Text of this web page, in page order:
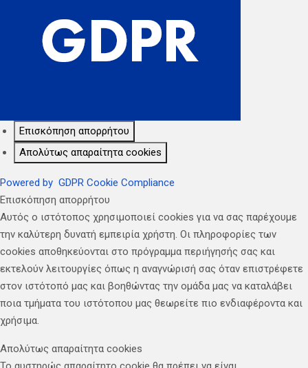
Επισκόπηση απορρήτου
Απολύτως απαραίτητα cookies
Powered by GDPR Cookie Compliance
Επισκόπηση απορρήτου
Αυτός ο ιστότοπος χρησιμοποιεί cookies για να σας παρέχουμε
την καλύτερη δυνατή εμπειρία χρήστη. Οι πληροφορίες των
cookies αποθηκεύονται στο πρόγραμμα περιήγησής σας και
εκτελούν λειτουργίες όπως η αναγνώρισή σας όταν επιστρέφετε
στον ιστότοπό μας και βοηθώντας την ομάδα μας να καταλάβει
ποια τμήματα του ιστότοπου μας θεωρείτε πιο ενδιαφέροντα και
χρήσιμα.
Απολύτως απαραίτητα cookies